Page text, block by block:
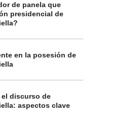
de panela que
presidencial de
en la posesión de
discurso de
aspectos clave